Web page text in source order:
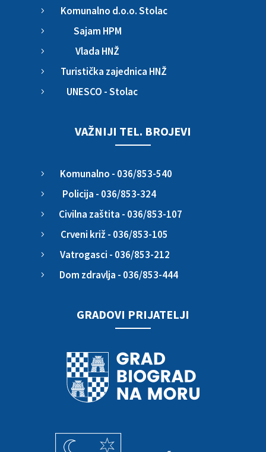
5 Komunalno d.o.o. Stolac
5 Sajam HPM
5 Vlada HNŽ
5 Turistička zajednica HNŽ
5 UNESCO - Stolac
VAŽNIJI TEL. BROJEVI
5 Komunalno - 036/853-540
5 Policija - 036/853-324
5 Civilna zaštita - 036/853-107
5 Crveni križ - 036/853-105
5 Vatrogasci - 036/853-212
5 Dom zdravlja - 036/853-444
GRADOVI PRIJATELJI